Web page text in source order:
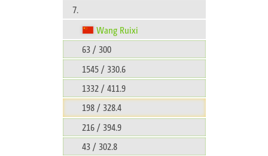
7.
Wang Ruixi
63 / 300
1545 / 330.6
1332 / 411.9
198 / 328.4
216 / 394.9
43 / 302.8